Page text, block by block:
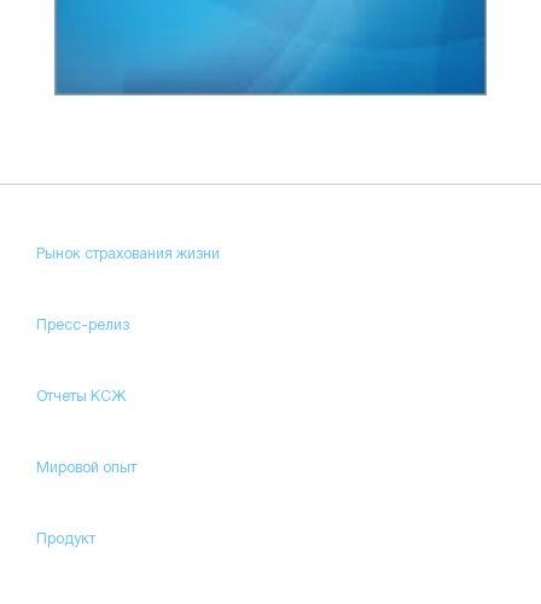
Рынок страхования жизни
Пресс-релиз
Отчеты КСЖ
Мировой опыт
Продукт